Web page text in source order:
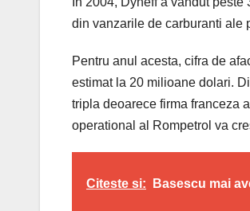
din vanzarile de carburanti ale
Pentru anul acesta, cifra de
estimat la 20 milioane dolari.
tripla deoarece firma franceza
operational al Rompetrol va
Citeste si: Basescu mai